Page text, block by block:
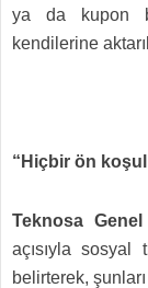
ya da kupon
kendilerine
“Hiçbir ön
Teknosa
açısıyla sosyal
belirterek,